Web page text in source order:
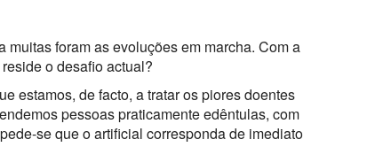
foram as evoluções em marcha. Com a
o desafio actual?
estamos, de facto, a tratar os piores doentes
pessoas praticamente edêntulas, com
se que o artificial corresponda de imediato